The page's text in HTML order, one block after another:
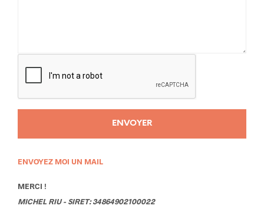
ENVOYEZ MOI UN MAIL
MERCI !
MICHEL RIU - SIRET: 34864902100022